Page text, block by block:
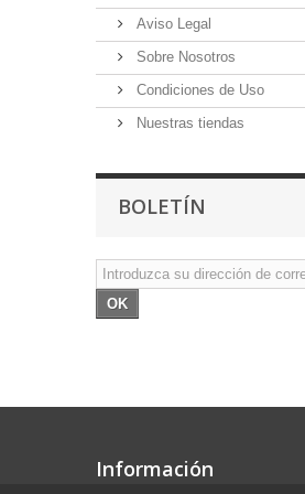
Aviso Legal
Sobre Nosotros
Condiciones de Uso
Nuestras tiendas
BOLETÍN
OK
Información